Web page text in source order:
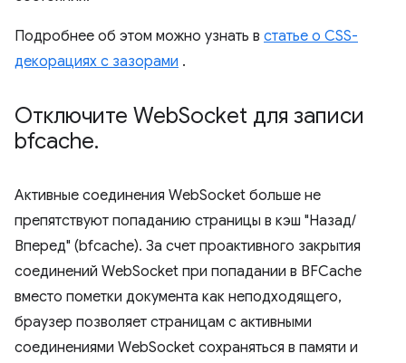
Подробнее об этом можно узнать в статье о CSS-
декорациях с зазорами .
Отключите WebSocket для записи
bfcache.
Активные соединения WebSocket больше не
препятствуют попаданию страницы в кэш "Назад/
Вперед" (bfcache). За счет проактивного закрытия
соединений WebSocket при попадании в BFCache
вместо пометки документа как неподходящего,
браузер позволяет страницам с активными
соединениями WebSocket сохраняться в памяти и